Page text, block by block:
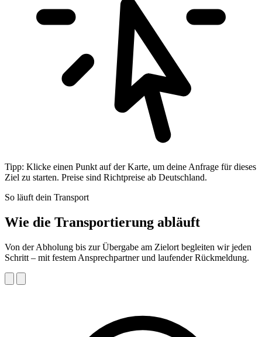
Tipp: Klicke einen Punkt auf der Karte, um deine Anfrage für dieses
Ziel zu starten. Preise sind Richtpreise ab Deutschland.
So läuft dein Transport
Wie die Transportierung abläuft
Von der Abholung bis zur Übergabe am Zielort begleiten wir jeden
Schritt – mit festem Ansprechpartner und laufender Rückmeldung.